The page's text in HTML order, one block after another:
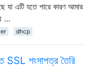
এটি হতে পারে কারণ আমার
…
dhcp
SSL শংসাপত্র তৈরি